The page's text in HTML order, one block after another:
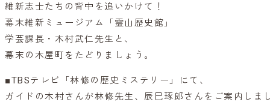
維新志士たちの背中を追いかけて！
幕末維新ミュージアム「霊山歴史館」
学芸課長・木村武仁先生と、
幕末の木屋町をたどりましょう。
■TBSテレビ「林修の歴史ミステリー」にて、
ガイドの木村さんが林修先生、辰巳琢郎さんをご案内しま